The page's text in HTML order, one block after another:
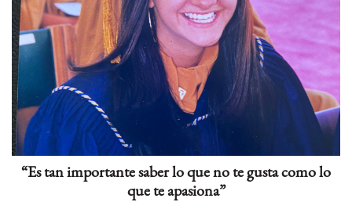
“Es tan importante saber lo que no te gusta como lo
que te apasiona”